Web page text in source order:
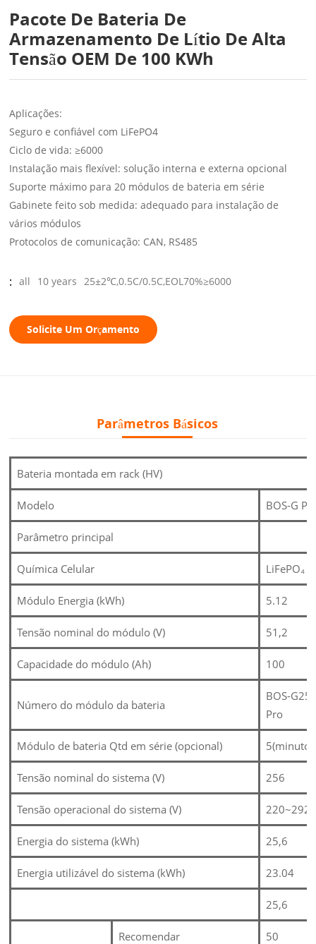
Pacote De Bateria De
Armazenamento De Lítio De Alta
Tensão OEM De 100 KWh
Aplicações:
Seguro e confiável com LiFePO4
Ciclo de vida: ≥6000
Instalação mais flexível: solução interna e externa opcional
Suporte máximo para 20 módulos de bateria em série
Gabinete feito sob medida: adequado para instalação de
vários módulos
Protocolos de comunicação: CAN, RS485
: all 10 years 25±2℃,0.5C/0.5C,EOL70%≥6000
Solicite Um Orçamento
Parâmetros Básicos
Bateria montada em rack (HV)
Modelo BOS-G
Parâmetro principal
Química Celular LiFePO₄
Módulo Energia (kWh) 5.12
Tensão nominal do módulo (V) 51,2
Capacidade do módulo (Ah) 100
Número do módulo da bateria
BOS-G25
Pro
Módulo de bateria Qtd em série (opcional)
Tensão nominal do sistema (V) 256
Tensão operacional do sistema (V) 220~292
Energia do sistema (kWh) 25,6
Energia utilizável do sistema (kWh) 23.04
25,6
Recomendar 50